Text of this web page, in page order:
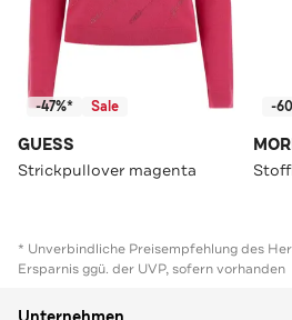
-47%* Sale
GUESS
Strickpullover magenta
-
* Unverbindliche Preisempfehlung des
Ersparnis ggü. der UVP, sofern vorhanden